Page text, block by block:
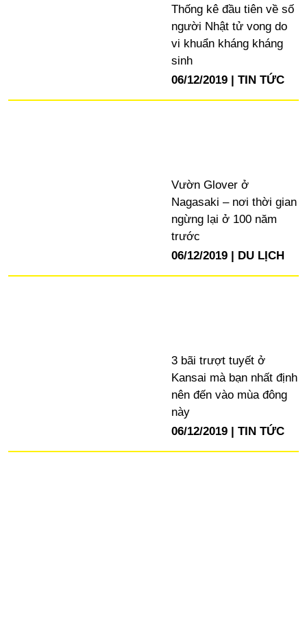
Thống kê đầu tiên về số
người Nhật tử vong do
vi khuẩn kháng kháng
sinh
06/12/2019
TIN TỨC
Vườn Glover ở
Nagasaki – nơi thời gian
ngừng lại ở 100 năm
trước
06/12/2019
DU LỊCH
3 bãi trượt tuyết ở
Kansai mà bạn nhất định
nên đến vào mùa đông
này
06/12/2019
TIN TỨC